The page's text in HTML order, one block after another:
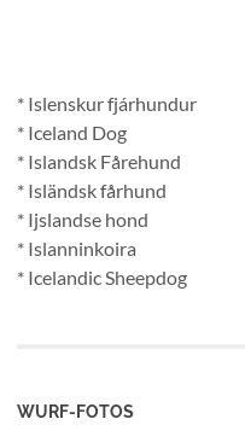
* Islenskur fjárhundur
* Iceland Dog
* Islandsk Fårehund
* Isländsk fårhund
* Ijslandse hond
* Islanninkoira
* Icelandic Sheepdog
WURF-FOTOS